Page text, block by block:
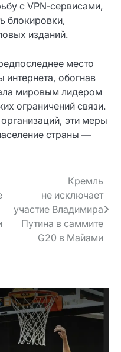
с VPN‑сервисами,
блокировки,
изданий.
место
обогнав
мировым лидером
ограничений связи.
эти меры
страны —
Кремль
не исключает
участие Владимира
Путина в саммите
G20 в Майами